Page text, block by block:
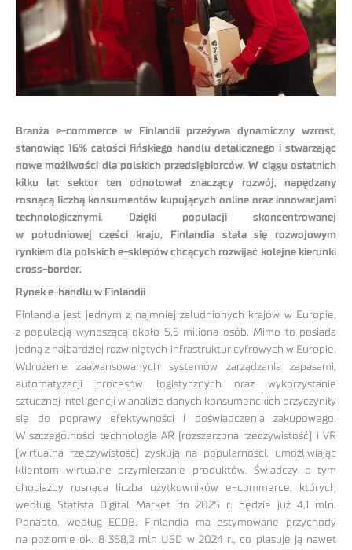
Branża e-commerce w Finlandii przeżywa dynamiczny wzrost,
stanowiąc 16% całości fińskiego handlu detalicznego i stwarzając
nowe możliwości dla polskich przedsiębiorców. W ciągu ostatnich
kilku lat sektor ten odnotował znaczący rozwój, napędzany
rosnącą liczbą konsumentów kupujących online oraz innowacjami
technologicznymi. Dzięki populacji skoncentrowanej
w południowej części kraju, Finlandia stała się rozwojowym
rynkiem dla polskich e-sklepów chcących rozwijać kolejne kierunki
cross-border.
Rynek e-handlu w Finlandii
Finlandia jest jednym z najmniej zaludnionych krajów w Europie,
z populacją wynoszącą około 5,5 miliona osób. Mimo to posiada
jedną z najbardziej rozwiniętych infrastruktur cyfrowych w Europie.
Wdrożenie zaawansowanych systemów zarządzania zapasami,
automatyzacji procesów logistycznych oraz wykorzystanie
sztucznej inteligencji w analizie danych konsumenckich przyczyniły
się do poprawy efektywności i doświadczenia zakupowego.
W szczególności technologia AR (rozszerzona rzeczywistość) i VR
(wirtualna rzeczywistość) zyskują na popularności, umożliwiając
klientom wirtualne przymierzanie produktów. Świadczy o tym
chociażby rosnąca liczba użytkowników e-commerce, których
według Statista Digital Market do 2025 r. będzie już 4,1 mln.
Ponadto, według ECDB, Finlandia ma estymowane przychody
na poziomie ok. 8 368,2 mln USD w 2024 r., co plasuje ją nawet